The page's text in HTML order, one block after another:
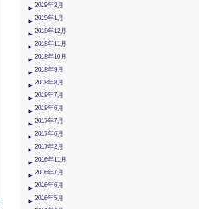
2019年2月
2019年1月
2018年12月
2018年11月
2018年10月
2018年9月
2018年8月
2018年7月
2018年6月
2017年7月
2017年6月
2017年2月
2016年11月
2016年7月
2016年6月
2016年5月